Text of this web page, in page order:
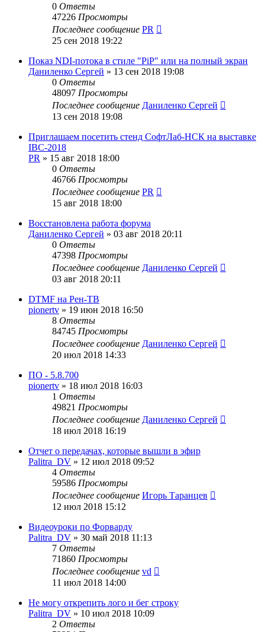
0 Ответы
47226 Просмотры
Последнее сообщение PR
25 сен 2018 19:22
Показ NDI-потока в стиле "PiP" или на полный экран
Даниленко Сергей » 13 сен 2018 19:08
0 Ответы
48097 Просмотры
Последнее сообщение Даниленко Сергей
13 сен 2018 19:08
Приглашаем посетить стенд СофтЛаб-НСК на выставке
IBC-2018
PR » 15 авг 2018 18:00
0 Ответы
46766 Просмотры
Последнее сообщение PR
15 авг 2018 18:00
Восстановлена работа форума
Даниленко Сергей » 03 авг 2018 20:11
0 Ответы
47398 Просмотры
Последнее сообщение Даниленко Сергей
03 авг 2018 20:11
DTMF на Рен-ТВ
pionertv » 19 июн 2018 16:50
8 Ответы
84745 Просмотры
Последнее сообщение Даниленко Сергей
20 июл 2018 14:33
ПО - 5.8.700
pionertv » 18 июл 2018 16:03
1 Ответы
49821 Просмотры
Последнее сообщение Даниленко Сергей
18 июл 2018 16:19
Отчет о передачах, которые вышли в эфир
Palitra_DV » 12 июл 2018 09:52
4 Ответы
59586 Просмотры
Последнее сообщение Игорь Таранцев
12 июл 2018 15:12
Видеоуроки по Форварду
Palitra_DV » 30 май 2018 11:13
7 Ответы
71860 Просмотры
Последнее сообщение vd
11 июл 2018 14:00
Не могу открепить лого и бег строку
Palitra_DV » 10 июл 2018 10:09
2 Ответы